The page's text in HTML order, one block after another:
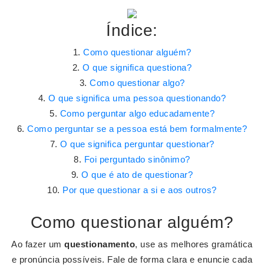
Índice:
Como questionar alguém?
O que significa questiona?
Como questionar algo?
O que significa uma pessoa questionando?
Como perguntar algo educadamente?
Como perguntar se a pessoa está bem formalmente?
O que significa perguntar questionar?
Foi perguntado sinônimo?
O que é ato de questionar?
Por que questionar a si e aos outros?
Como questionar alguém?
Ao fazer umquestionamento, use as melhores gramática
e pronúncia possíveis. Fale de forma clara e enuncie cada